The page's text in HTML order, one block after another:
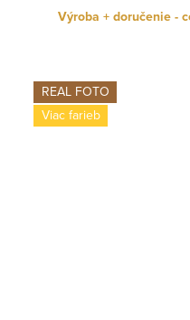
Výroba + doručenie -
REAL FOTO
Viac farieb